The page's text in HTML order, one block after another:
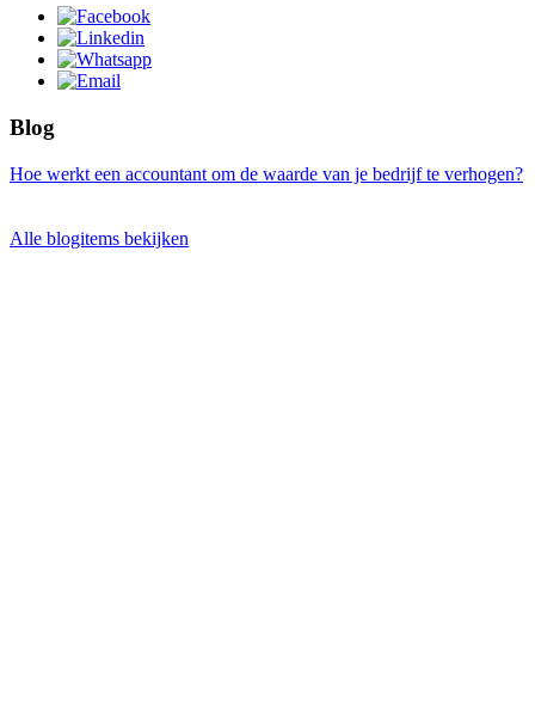
Blog
Hoe werkt een accountant om de waarde van je bedrijf te verhogen?
Alle blogitems bekijken